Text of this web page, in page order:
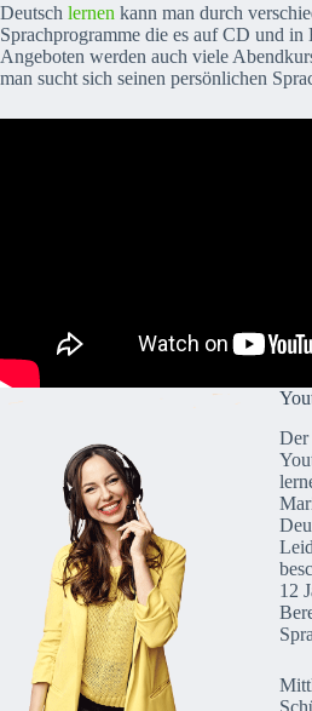
Deutsch lernen kann man durch
Sprachprogramme die es auf CD und
Angeboten werden auch viele
man sucht sich seinen persönlichen
Der
12